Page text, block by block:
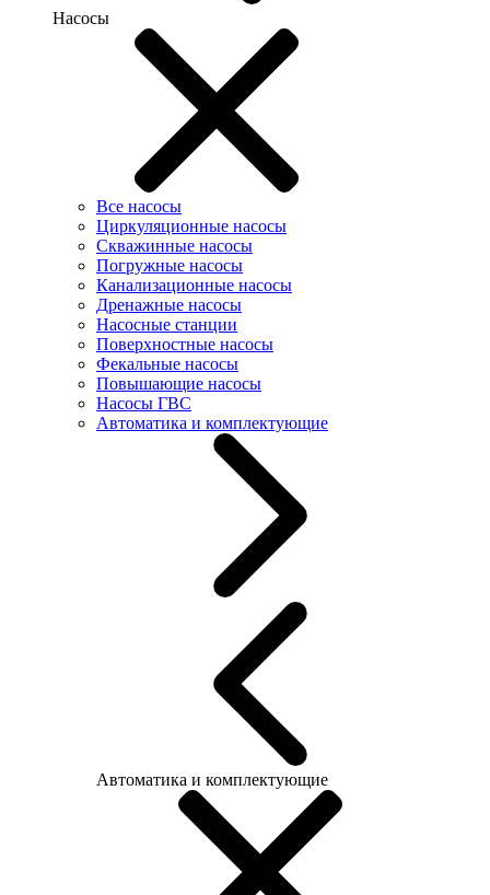
Насосы
Все насосы
Циркуляционные насосы
Скважинные насосы
Погружные насосы
Канализационные насосы
Дренажные насосы
Насосные станции
Поверхностные насосы
Фекальные насосы
Повышающие насосы
Насосы ГВС
Автоматика и комплектующие
Автоматика и комплектующие